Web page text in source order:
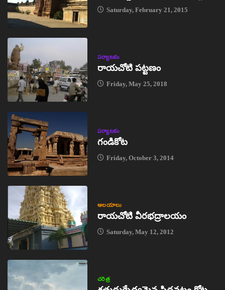
Saturday, February 21, 2015
పర్యాటకం
రాయచోటి పట్టణం
Friday, May 25, 2018
పర్యాటకం
గండికోట
Friday, October 3, 2014
ఆలయాలు
రాయచోటి వీరభద్రాలయం
Saturday, May 12, 2012
చరిత్ర